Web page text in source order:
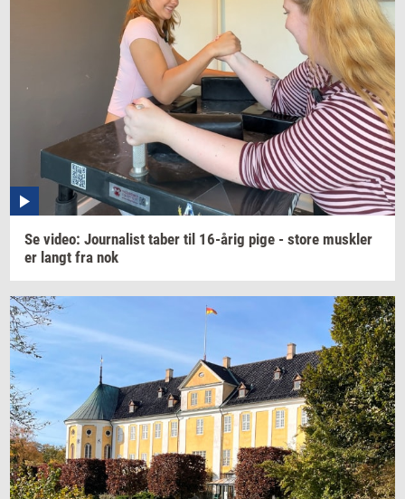
Se video: Jour­na­list taber til 16-årig pige - store mus­k­ler
er langt fra nok